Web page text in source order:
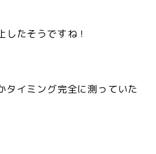
たそうですね！
タイミング完全に測っていた